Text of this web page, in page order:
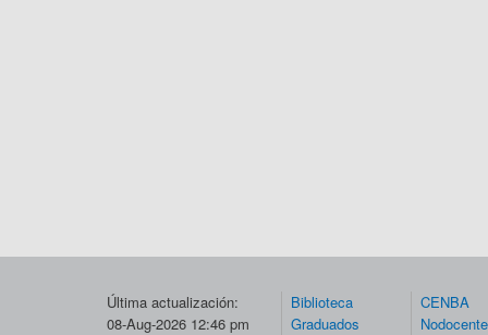
Última actualización:
08-Aug-2026 12:46 pm
Biblioteca
Graduados
CENBA